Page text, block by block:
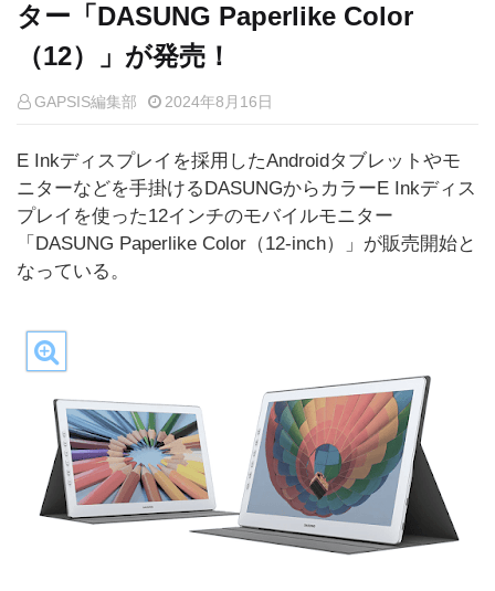
ター「DASUNG Paperlike Color
（12）」が発売！
GAPSIS編集部 2024年8月16日
E Inkディスプレイを採用したAndroidタブレットやモ
ニターなどを手掛けるDASUNGからカラーE Inkディス
プレイを使った12インチのモバイルモニター
「DASUNG Paperlike Color（12-inch）」が販売開始と
なっている。